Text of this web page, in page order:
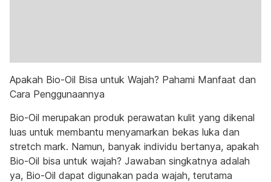
Apakah Bio-Oil Bisa untuk Wajah? Pahami Manfaat dan
Cara Penggunaannya
Bio-Oil merupakan produk perawatan kulit yang dikenal
luas untuk membantu menyamarkan bekas luka dan
stretch mark. Namun, banyak individu bertanya, apakah
Bio-Oil bisa untuk wajah? Jawaban singkatnya adalah
ya, Bio-Oil dapat digunakan pada wajah, terutama